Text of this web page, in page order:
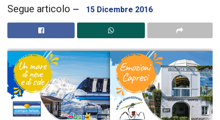
15 Dicembre 2016